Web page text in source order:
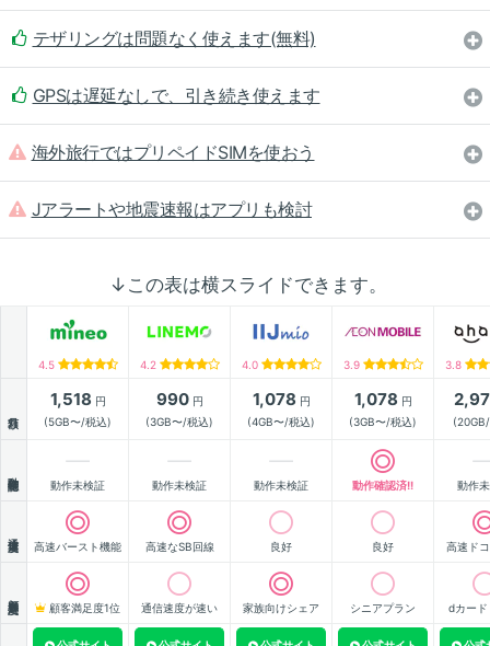
テザリングは問題なく使えます(無料)
GPSは遅延なしで、引き続き使えます
海外旅行ではプリペイドSIMを使おう
Jアラートや地震速報はアプリも検討
↓この表は横スライドできます。
4.5 4.2 4.0 3.9 3.8
1,518 円
(5GB〜/税込)
990円
(3GB〜/税込)
1,078 円
(4GB〜/税込)
1,078 円
(3GB〜/税込)
動作未検証 動作未検証 動作未検証 動作確認済!! 動作
高速バースト機能 高速なSB回線 良好 良好 高速ド
顧客満足度1位 通信速度が速い 家族向けシェア シニアプラン dカード